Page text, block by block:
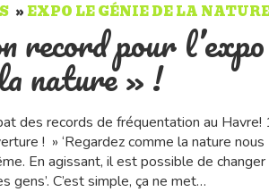
EXPO LE GÉNIE DE LA
record pour l’expo
nature » !
des records de fréquentation au Havre!
! » ‘Regardez comme la nature nous
En agissant, il est possible de
gens’. C’est simple, ça ne met…